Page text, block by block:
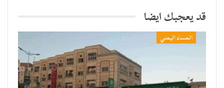
قد يعجبك ايضا
المساء اليمني